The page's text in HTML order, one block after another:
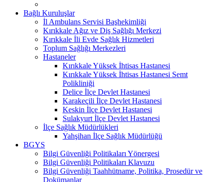
Bağlı Kuruluşlar
İl Ambulans Servisi Başhekimliği
Kırıkkale Ağız ve Diş Sağlığı Merkezi
Kırıkkale İli Evde Sağlık Hizmetleri
Toplum Sağlığı Merkezleri
Hastaneler
Kırıkkale Yüksek İhtisas Hastanesi
Kırıkkale Yüksek İhtisas Hastanesi Semt
Polikliniği
Delice İlçe Devlet Hastanesi
Karakeçili İlçe Devlet Hastanesi
Keskin İlçe Devlet Hastanesi
Sulakyurt İlçe Devlet Hastanesi
İlçe Sağlık Müdürlükleri
Yahşihan İlçe Sağlık Müdürlüğü
BGYS
Bilgi Güvenliği Politikaları Yönergesi
Bilgi Güvenliği Politikaları Klavuzu
Bilgi Güvenliği Taahhütname, Politika, Prosedür ve
Dokümanlar